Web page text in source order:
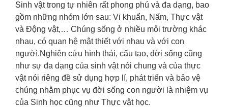
Sinh vật trong tự nhiên rất phong phú và đa dạng, bao
gồm những nhóm lớn sau: Vi khuẩn, Nấm, Thực vật
và Động vật,… Chúng sống ở nhiều môi trường khác
nhau, có quan hệ mật thiết với nhau và với con
ngườì.Nghiên cứu hình thái, cấu tạo, đời sống cũng
như sự đa dạng của sinh vật nói chung và của thực
vật nói riêng đề sử dụng hợp lí, phát triển và bảo vệ
chúng nhằm phục vụ đời sống con người là nhiệm vụ
của Sinh học cũng như Thực vật học.